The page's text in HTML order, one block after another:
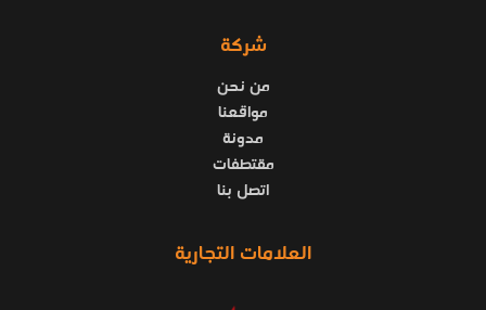
شركة
من نحن
مواقعنا
مدونة
مقتطفات
اتصل بنا
العلامات التجارية